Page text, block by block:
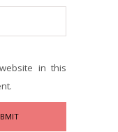
in this